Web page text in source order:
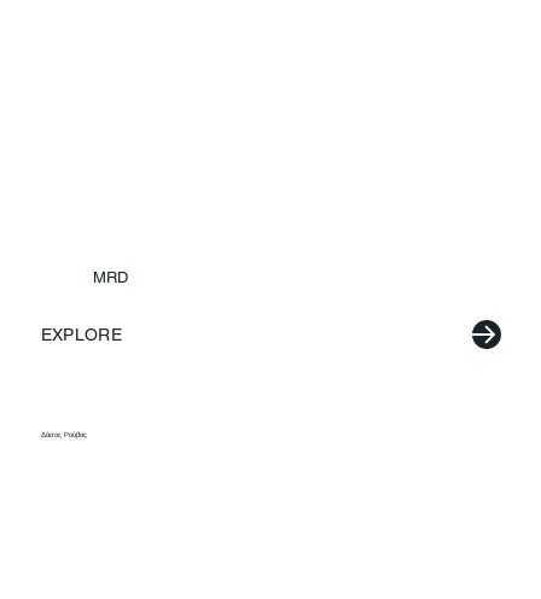
EXPLORE
MRD
Δάσος Ρούβας